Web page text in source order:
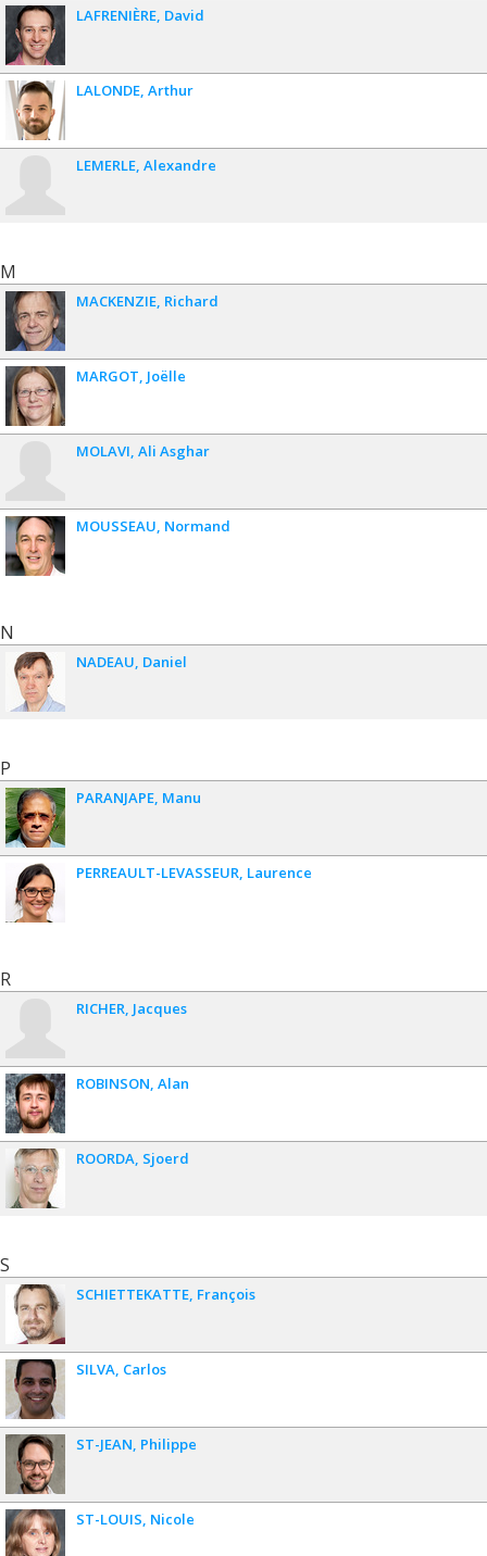
LAFRENIÈRE David
LALONDE Arthur
LEMERLE Alexandre
M
MACKENZIE Richard
MARGOT Joëlle
MOLAVI Ali Asghar
MOUSSEAU Normand
N
NADEAU Daniel
P
PARANJAPE Manu
PERREAULT-LEVASSEUR Laurence
R
RICHER Jacques
ROBINSON Alan
ROORDA Sjoerd
S
SCHIETTEKATTE François
SILVA Carlos
ST-JEAN Philippe
ST-LOUIS Nicole